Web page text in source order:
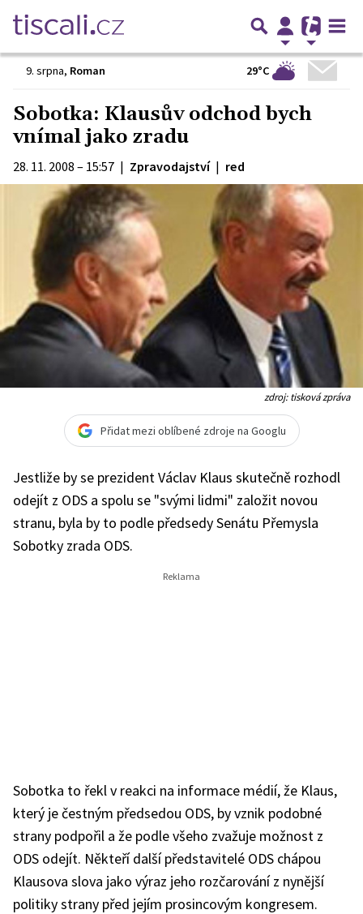
9. srpna, Roman 29°C
Sobotka: Klausův odchod bych
vnímal jako zradu
28. 11. 2008 – 15:57 | Zpravodajství | red
zdroj: tisková zpráva
Přidat mezi oblíbené zdroje na Googlu
Jestliže by se prezident Václav Klaus skutečně rozhodl
odejít z ODS a spolu se "svými lidmi" založit novou
stranu, byla by to podle předsedy Senátu Přemysla
Sobotky zrada ODS.
Sobotka to řekl v reakci na informace médií, že Klaus,
který je čestným předsedou ODS, by vznik podobné
strany podpořil a že podle všeho zvažuje možnost z
ODS odejít. Někteří další představitelé ODS chápou
Klausova slova jako výraz jeho rozčarování z nynější
politiky strany před jejím prosincovým kongresem.